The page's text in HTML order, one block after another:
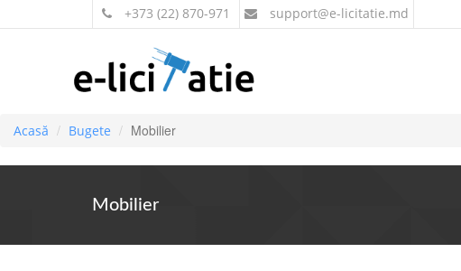
+373 (22) 870-971 support@e-licitatie.md
Acasă Bugete Mobilier
Mobilier